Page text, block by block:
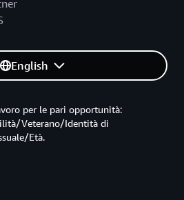
English
per le pari opportunità:
Veterano/Identità di
Età.